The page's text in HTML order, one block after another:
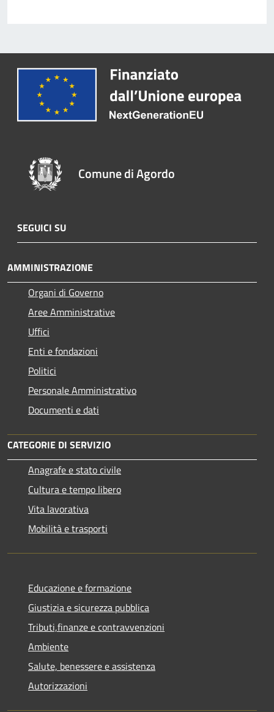
Comune di Agordo
SEGUICI SU
AMMINISTRAZIONE
Organi di Governo
Aree Amministrative
Uffici
Enti e fondazioni
Politici
Personale Amministrativo
Documenti e dati
CATEGORIE DI SERVIZIO
Anagrafe e stato civile
Cultura e tempo libero
Vita lavorativa
Mobilità e trasporti
Educazione e formazione
Giustizia e sicurezza pubblica
Tributi,finanze e contravvenzioni
Ambiente
Salute, benessere e assistenza
Autorizzazioni